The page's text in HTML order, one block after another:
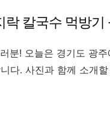
락 칼국수 먹방
분! 오늘은 경기도 광
다. 사진과 함께 소개